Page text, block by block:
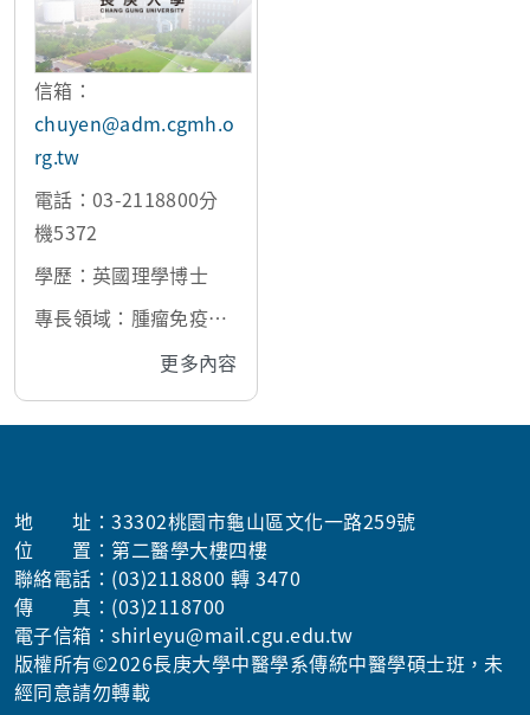
信箱：
chuyen@adm.cgmh.o
rg.tw
電話：03-2118800分
機5372
學歷：英國理學博士
專長領域：腫瘤免疫
學、心臟血管病理學、
更多內容
地 址：33302桃園市龜山區文化一路259號
位 置：第二醫學大樓四樓
聯絡電話：(03)2118800 轉 3470
傳 真：(03)2118700
電子信箱：shirleyu@mail.cgu.edu.tw
版權所有©2026長庚大學中醫學系傳統中醫學碩士班，未
經同意請勿轉載